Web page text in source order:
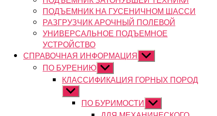
ПОДЪЕМНИК НА ГУСЕНИЧНОМ ШАССИ
РАЗГРУЗЧИК АРОЧНЫЙ ПОЛЕВОЙ
УНИВЕРСАЛЬНОЕ ПОДЪЕМНОЕ
УСТРОЙСТВО
СПРАВОЧНАЯ ИНФОРМАЦИЯ Показывать
подменю
ПО БУРЕНИЮ Показывать
подменю
КЛАССИФИКАЦИЯ ГОРНЫХ ПОРОД
Показывать
подменюПО БУРИМОСТИ Показывать
подменю